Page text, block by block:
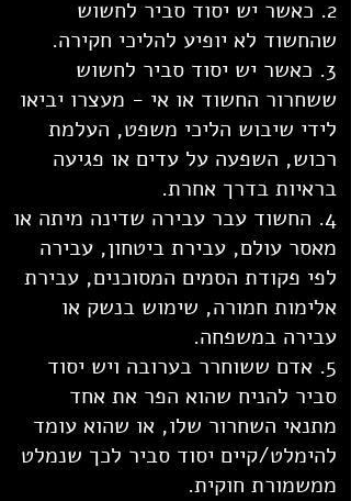
2. כאשר יש יסוד סביר לחשוש
שהחשוד לא יופיע להליכי חקירה.
3. כאשר יש יסוד סביר לחשוש
ששחרור החשוד או אי - מעצרו יביאו
לידי שיבוש הליכי משפט, העלמת
רכוש, השפעה על עדים או פגיעה
בראיות בדרך אחרת.
4. החשוד עבר עבירה שדינה מיתה או
מאסר עולם, עבירת ביטחון, עבירה
לפי פקודת הסמים המסוכנים, עבירת
אלימות חמורה, שימוש בנשק או
עבירה במשפחה.
5. אדם ששוחרר בערובה ויש יסוד
סביר להניח שהוא הפר את אחד
מתנאי השחרור שלו, או שהוא עומד
להימלט/קיים יסוד סביר לכך שנמלט
ממשמורת חוקית.